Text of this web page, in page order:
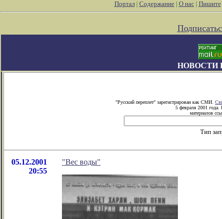
Портал| Содержание| О нас| Пишите
НОВОСТИ
"Русский переплет" зарегистрирован как СМИ.
5 февраля 2001 года.
материалов
Тип
05.12.2001
20:55
"Вес воды"